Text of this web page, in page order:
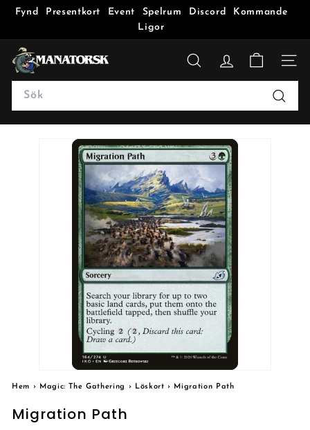
Fynd Presentkort Event Spelrum Discord
Kommande
Ligor
M
a
a
t
SÖK
Search
Sök
Hem › Magic: The Gathering › Löskort › Migration Path
Migration Path